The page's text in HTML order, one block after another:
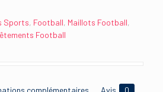
Sports, Football, Maillots Football,
Football
complémentaires Avis 0